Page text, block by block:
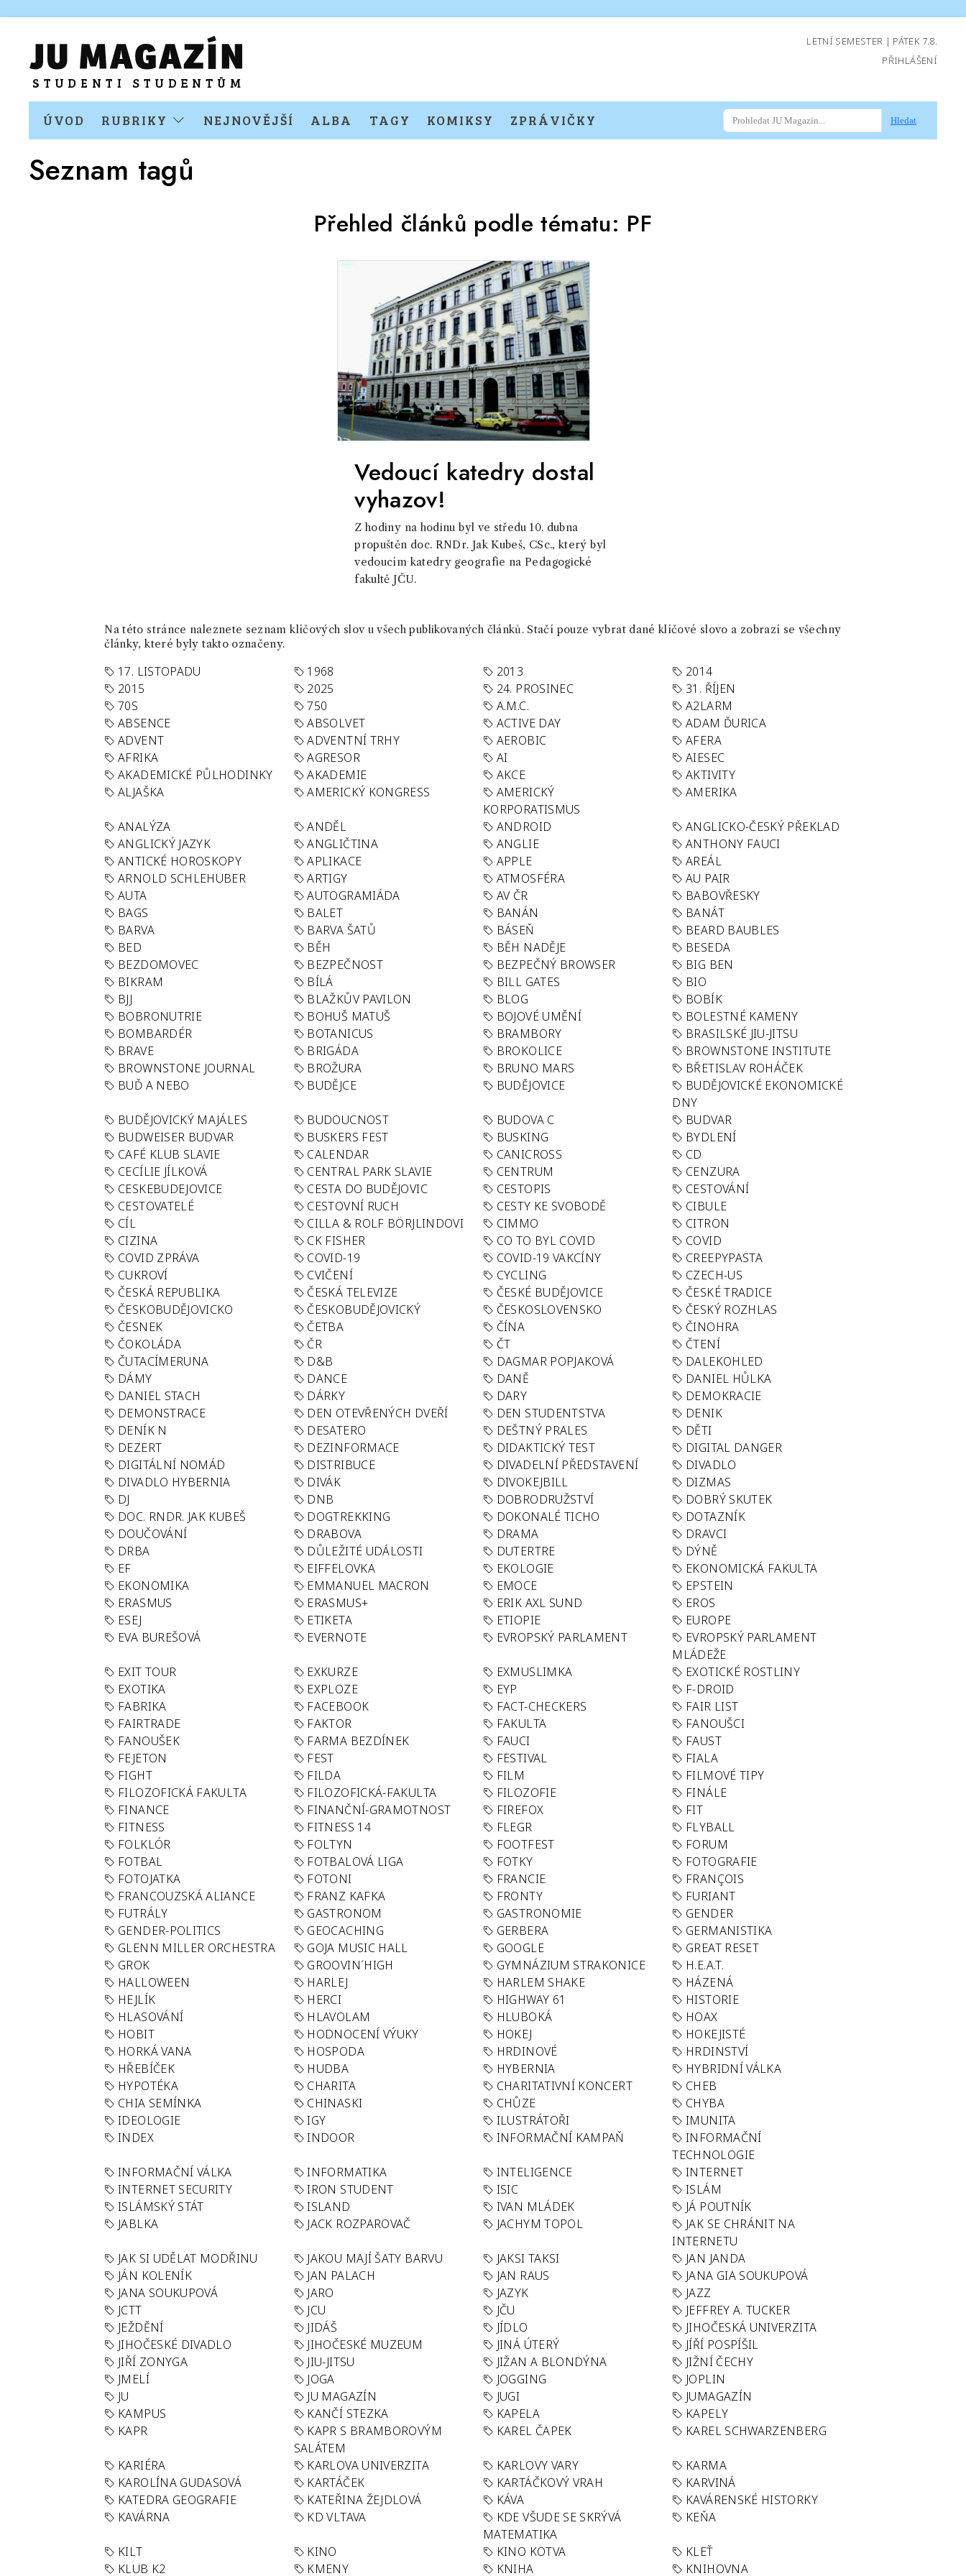
LETNÍ SEMESTER | PÁTEK 7.8.
PŘIHLÁŠENÍ
ÚVOD RUBRIKY NEJNOVĚJŠÍ ALBA TAGY KOMIKSY ZPRÁVIČKY Hledat
Seznam tagů
Přehled článků podle tématu: PF
Vedoucí katedry dostal
vyhazov!
Z hodiny na hodinu byl ve středu 10. dubna
propuštěn doc. RNDr. Jak Kubeš, CSc., který byl
vedoucím katedry geografie na Pedagogické
fakultě JČU.
Na této stránce naleznete seznam klíčových slov u všech publikovaných článků. Stačí pouze vybrat dané klíčové slovo a zobrazí se všechny
články, které byly takto označeny.
17. LISTOPADU 1968 2013
2014
2015
2025 24. PROSINEC
31. ŘÍJEN
70S
750 A.M.C.
A2LARM
ABSENCE
ABSOLVET ACTIVE DAY
ADAM ĎURICA
ADVENT
ADVENTNÍ TRHY AEROBIC
AFERA
AFRIKA
AGRESOR AI
AIESEC
AKADEMICKÉ PŮLHODINKY
AKADEMIE AKCE
AKTIVITY
ALJAŠKA
AMERICKÝ KONGRESS
AMERICKÝ
KORPORATISMUS
AMERIKA
ANALÝZA ANDĚL ANDROID
ANGLICKO-ČESKÝ PŘEKLAD
ANGLICKÝ JAZYK
ANGLIČTINA ANGLIE
ANTHONY FAUCI
ANTICKÉ HOROSKOPY
APLIKACE APPLE
AREÁL
ARNOLD SCHLEHUBER
ARTIGY ATMOSFÉRA
AU PAIR
AUTA
AUTOGRAMIÁDA AV ČR
BABOVŘESKY
BAGS
BALET BANÁN
BANÁT
BARVA
BARVA ŠATŮ BÁSEŇ
BEARD BAUBLES
BED
BĚH BĚH NADĚJE
BESEDA
BEZDOMOVEC
BEZPEČNOST BEZPEČNÝ BROWSER
BIG BEN
BIKRAM
BÍLÁ BILL GATES
BIO
BJJ
BLAŽKŮV PAVILON BLOG
BOBÍK
BOBRONUTRIE
BOHUŠ MATUŠ BOJOVÉ UMĚNÍ
BOLESTNÉ KAMENY
BOMBARDÉR
BOTANICUS BRAMBORY
BRASILSKÉ JIU-JITSU
BRAVE
BRIGÁDA BROKOLICE
BROWNSTONE INSTITUTE
BROWNSTONE JOURNAL
BROŽURA BRUNO MARS
BŘETISLAV ROHÁČEK
BUĎ A NEBO
BUDĚJCE BUDĚJOVICE
BUDĚJOVICKÉ EKONOMICKÉ
DNY
BUDĚJOVICKÝ MAJÁLES
BUDOUCNOST BUDOVA C
BUDVAR
BUDWEISER BUDVAR
BUSKERS FEST BUSKING
BYDLENÍ
CAFÉ KLUB SLAVIE
CALENDAR CANICROSS
CD
CECÍLIE JÍLKOVÁ
CENTRAL PARK SLAVIE CENTRUM
CENZURA
CESKEBUDEJOVICE
CESTA DO BUDĚJOVIC CESTOPIS
CESTOVÁNÍ
CESTOVATELÉ
CESTOVNÍ RUCH CESTY KE SVOBODĚ
CIBULE
CÍL
CILLA & ROLF BÖRJLINDOVI CIMMO
CITRON
CIZINA
CK FISHER CO TO BYL COVID
COVID
COVID ZPRÁVA
COVID-19 COVID-19 VAKCÍNY
CREEPYPASTA
CUKROVÍ
CVIČENÍ CYCLING
CZECH-US
ČESKÁ REPUBLIKA
ČESKÁ TELEVIZE ČESKÉ BUDĚJOVICE
ČESKÉ TRADICE
ČESKOBUDĚJOVICKO
ČESKOBUDĚJOVICKÝ ČESKOSLOVENSKO
ČESKÝ ROZHLAS
ČESNEK
ČETBA ČÍNA
ČINOHRA
ČOKOLÁDA
ČR ČT
ČTENÍ
ČUTACÍMERUNA
D&B DAGMAR POPJAKOVÁ
DALEKOHLED
DÁMY
DANCE DANĚ
DANIEL HŮLKA
DANIEL STACH
DÁRKY DARY
DEMOKRACIE
DEMONSTRACE
DEN OTEVŘENÝCH DVEŘÍ DEN STUDENTSTVA
DENIK
DENÍK N
DESATERO DEŠTNÝ PRALES
DĚTI
DEZERT
DEZINFORMACE DIDAKTICKÝ TEST
DIGITAL DANGER
DIGITÁLNÍ NOMÁD
DISTRIBUCE DIVADELNÍ PŘEDSTAVENÍ
DIVADLO
DIVADLO HYBERNIA
DIVÁK DIVOKEJBILL
DIZMAS
DJ
DNB DOBRODRUŽSTVÍ
DOBRÝ SKUTEK
DOC. RNDR. JAK KUBEŠ
DOGTREKKING DOKONALÉ TICHO
DOTAZNÍK
DOUČOVÁNÍ
DRABOVA DRAMA
DRAVCI
DRBA
DŮLEŽITÉ UDÁLOSTI DUTERTRE
DÝNĚ
EF
EIFFELOVKA EKOLOGIE
EKONOMICKÁ FAKULTA
EKONOMIKA
EMMANUEL MACRON EMOCE
EPSTEIN
ERASMUS
ERASMUS+ ERIK AXL SUND
EROS
ESEJ
ETIKETA ETIOPIE
EUROPE
EVA BUREŠOVÁ
EVERNOTE EVROPSKÝ PARLAMENT
EVROPSKÝ PARLAMENT
MLÁDEŽE
EXIT TOUR
EXKURZE EXMUSLIMKA
EXOTICKÉ ROSTLINY
EXOTIKA
EXPLOZE EYP
F-DROID
FABRIKA
FACEBOOK FACT-CHECKERS
FAIR LIST
FAIRTRADE
FAKTOR FAKULTA
FANOUŠCI
FANOUŠEK
FARMA BEZDÍNEK FAUCI
FAUST
FEJETON
FEST FESTIVAL
FIALA
FIGHT
FILDA FILM
FILMOVÉ TIPY
FILOZOFICKÁ FAKULTA
FILOZOFICKÁ-FAKULTA FILOZOFIE
FINÁLE
FINANCE
FINANČNÍ-GRAMOTNOST FIREFOX
FIT
FITNESS
FITNESS 14 FLEGR
FLYBALL
FOLKLÓR
FOLTYN FOOTFEST
FORUM
FOTBAL
FOTBALOVÁ LIGA FOTKY
FOTOGRAFIE
FOTOJATKA
FOTONI FRANCIE
FRANÇOIS
FRANCOUZSKÁ ALIANCE
FRANZ KAFKA FRONTY
FURIANT
FUTRÁLY
GASTRONOM GASTRONOMIE
GENDER
GENDER-POLITICS
GEOCACHING GERBERA
GERMANISTIKA
GLENN MILLER ORCHESTRA
GOJA MUSIC HALL GOOGLE
GREAT RESET
GROK
GROOVIN´HIGH GYMNÁZIUM STRAKONICE
H.E.A.T.
HALLOWEEN
HARLEJ HARLEM SHAKE
HÁZENÁ
HEJLÍK
HERCI HIGHWAY 61
HISTORIE
HLASOVÁNÍ
HLAVOLAM HLUBOKÁ
HOAX
HOBIT
HODNOCENÍ VÝUKY HOKEJ
HOKEJISTÉ
HORKÁ VANA
HOSPODA HRDINOVÉ
HRDINSTVÍ
HŘEBÍČEK
HUDBA HYBERNIA
HYBRIDNÍ VÁLKA
HYPOTÉKA
CHARITA CHARITATIVNÍ KONCERT
CHEB
CHIA SEMÍNKA
CHINASKI CHŮZE
CHYBA
IDEOLOGIE
IGY ILUSTRÁTOŘI
IMUNITA
INDEX
INDOOR INFORMAČNÍ KAMPAŇ
INFORMAČNÍ
TECHNOLOGIE
INFORMAČNÍ VÁLKA
INFORMATIKA INTELIGENCE
INTERNET
INTERNET SECURITY
IRON STUDENT ISIC
ISLÁM
ISLÁMSKÝ STÁT
ISLAND IVAN MLÁDEK
JÁ POUTNÍK
JABLKA
JACK ROZPAROVAČ JACHYM TOPOL
JAK SE CHRÁNIT NA
INTERNETU
JAK SI UDĚLAT MODŘINU
JAKOU MAJÍ ŠATY BARVU JAKSI TAKSI
JAN JANDA
JÁN KOLENÍK
JAN PALACH JAN RAUS
JANA GIA SOUKUPOVÁ
JANA SOUKUPOVÁ
JARO JAZYK
JAZZ
JCTT
JCU JČU
JEFFREY A. TUCKER
JEŽDĚNÍ
JIDÁŠ JÍDLO
JIHOČESKÁ UNIVERZITA
JIHOČESKÉ DIVADLO
JIHOČESKÉ MUZEUM JINÁ ÚTERÝ
JÍŘÍ POSPÍŠIL
JIŘÍ ZONYGA
JIU-JITSU JIŽAN A BLONDÝNA
JIŽNÍ ČECHY
JMELÍ
JOGA JOGGING
JOPLIN
JU
JU MAGAZÍN JUGI
JUMAGAZÍN
KAMPUS
KANČÍ STEZKA KAPELA
KAPELY
KAPR
KAPR S BRAMBOROVÝM
SALÁTEM
KAREL ČAPEK KAREL SCHWARZENBERG
KARIÉRA KARLOVA UNIVERZITA KARLOVY VARY
KARMA
KAROLÍNA GUDASOVÁ
KARTÁČEK KARTÁČKOVÝ VRAH
KARVINÁ
KATEDRA GEOGRAFIE
KATEŘINA ŽEJDLOVÁ KÁVA
KAVÁRENSKÉ HISTORKY
KAVÁRNA
KD VLTAVA
KDE VŠUDE SE SKRÝVÁ
MATEMATIKA
KEŇA
KILT KINO KINO KOTVA
KLEŤ
KLUB K2
KMENY KNIHA KNIHOVNA